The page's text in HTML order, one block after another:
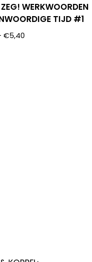
WERKWOORDEN
TIJD #1
€5,40